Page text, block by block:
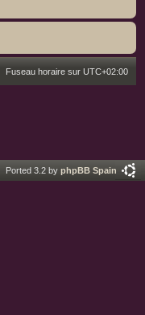
Fuseau horaire sur UTC+02:00
Ported 3.2 by phpBB Spain